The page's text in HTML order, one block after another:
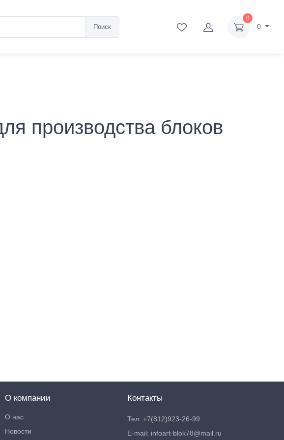
Поиск
0
0
производства блоков
О компании
О нас
Новости
Контакты
Тел: +7(812)923-26-99
E-mail: infoart-blok78@mail.ru